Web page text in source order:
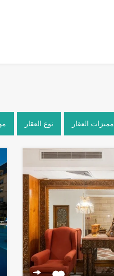
مميزات العقار نوع العقار